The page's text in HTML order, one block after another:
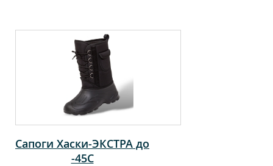
Сапоги Хаски-ЭКСТРА до
-45С